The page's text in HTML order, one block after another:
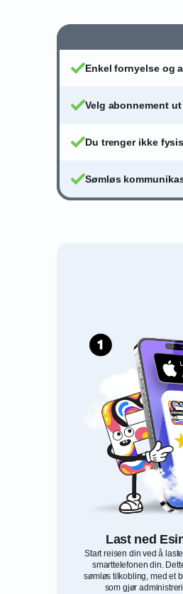
Enkel fornyelse og
Velg abonnement
Du trenger ikke
Sømløs
Last ned
Start reisen din ved å
smarttelefonen din.
sømløs tilkobling, med et
som gjør